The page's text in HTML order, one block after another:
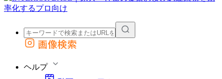
外部サイトの商品をカートに追加
画像検索
ヘルプ